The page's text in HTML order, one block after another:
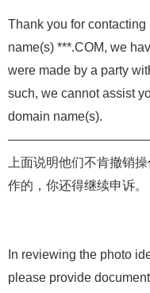
Thank you for
name(s) ***.COM, we
were made by a party
such, we cannot assist
domain name(s).
上面说明他们不肯撤销
作的，你还得继续申诉。
In reviewing the photo
please provide